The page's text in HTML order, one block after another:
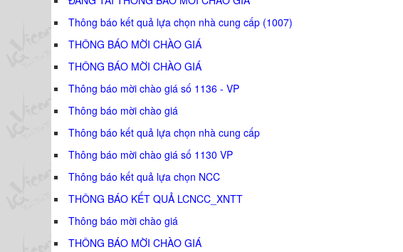
Thông báo kết quả lựa chọn nhà cung cấp (1007)
THÔNG BÁO MỜI CHÀO GIÁ
THÔNG BÁO MỜI CHÀO GIÁ
Thông báo mời chào giá số 1136 - VP
Thông báo mời chào giá
Thông báo kết quả lựa chọn nhà cung cấp
Thông báo mời chào giá số 1130 VP
Thông báo kết quả lựa chọn NCC
THÔNG BÁO KẾT QUẢ LCNCC_XNTT
Thông báo mời chào giá
THÔNG BÁO MỜI CHÀO GIÁ